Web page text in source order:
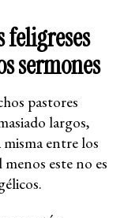
feligreses
sermones
pastores
largos,
misma entre los
menos este no es